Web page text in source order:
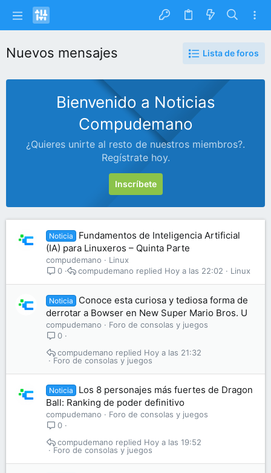
Nuevos mensajes Lista de foros
Bienvenido a Noticias
Compudemano
¿Quieres unirte al resto de nuestros miembros?.
Regístrate hoy.
Inscríbete
Noticia
Fundamentos de Inteligencia Artificial
(IA) para Linuxeros – Quinta Parte
compudemano
Linux
0
Linux
Hoy a las 22:02
compudemano
Noticia
Conoce esta curiosa y tediosa forma de
derrotar a Bowser en New Super Mario Bros. U
compudemano
Foro de consolas y juegos
0
Foro de consolas y juegos
Hoy a las 21:32
compudemano
Noticia
Los 8 personajes más fuertes de Dragon
Ball: Ranking de poder definitivo
compudemano
Foro de consolas y juegos
0
Foro de consolas y juegos
Hoy a las 19:52
compudemano